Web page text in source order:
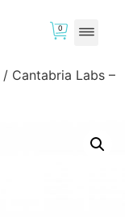
0
/ Cantabria Labs –